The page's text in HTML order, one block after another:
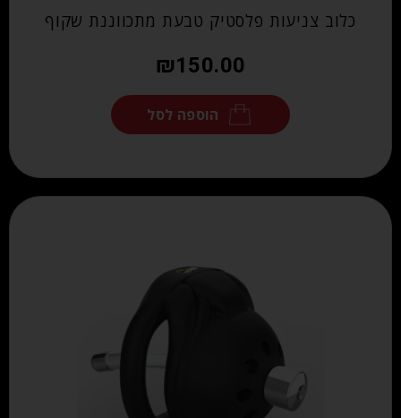
כלוב צניעות פלסטיק טבעת מתכווננת שקוף
₪150.00
הוספה לסל